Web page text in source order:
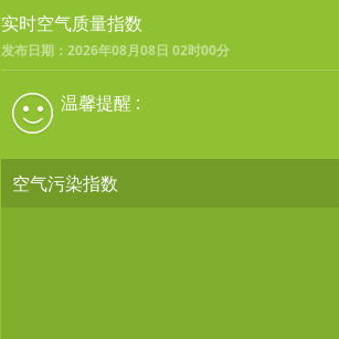
实时空气质量指数
发布日期：2026年08月08日 02时00分
温馨提醒 :
空气污染指数